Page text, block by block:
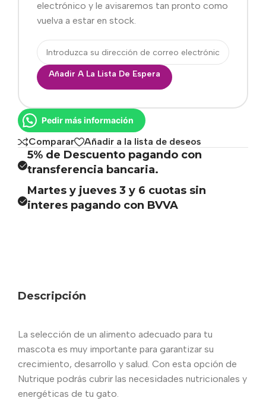
electrónico y le avisaremos tan pronto como
vuelva a estar en stock.
Añadir A La Lista De Espera
Pedir más información
Comparar Añadir a la lista de deseos
5% de Descuento pagando con
transferencia bancaria.
Martes y jueves 3 y 6 cuotas sin
interes pagando con BVVA
Descripción
La selección de un alimento adecuado para tu
mascota es muy importante para garantizar su
crecimiento, desarrollo y salud. Con esta opción de
Nutrique podrás cubrir las necesidades nutricionales y
energéticas de tu gato.